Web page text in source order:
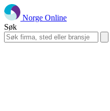
Norge Online
Søk